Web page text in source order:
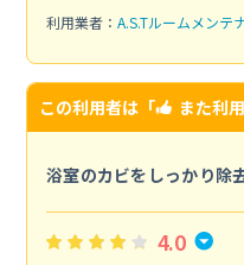
利用業者： A.S.Tルームメンテ
この利用者は「 また利
浴室のカビをしっかり除
4.0